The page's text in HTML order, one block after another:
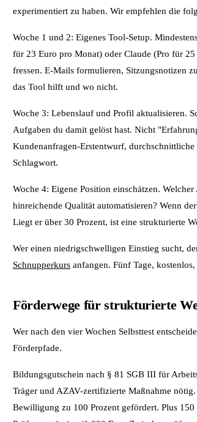
experimentiert zu haben. Wir empfehlen die
Woche 1 und 2: Eigenes Tool-Setup.
für 23 Euro pro Monat) oder Claude (Pro für
fressen. E-Mails formulieren, Sitzungsnotizen
das Tool hilft und wo nicht.
Woche 3: Lebenslauf und Profil aktualisieren.
Aufgaben du damit gelöst hast. Nicht
Kundenanfragen-Erstentwurf,
Schlagwort.
Woche 4: Eigene Position einschätzen.
hinreichende Qualität automatisieren? Wenn
Liegt er über 30 Prozent, ist eine strukturierte
Wer einen niedrigschwelligen Einstieg sucht,
Schnupperkurs anfangen. Fünf Tage,
Förderwege für strukturierte
Wer nach den vier Wochen Selbsttest
Förderpfade.
Bildungsgutschein nach § 81 SGB III für
Träger und AZAV-zertifizierte Maßnahme
Bewilligung zu 100 Prozent gefördert. Plus